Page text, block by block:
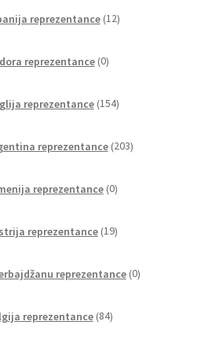
reprezentance 12izdelkov
reprezentance 0izdelkov
reprezentance 154izdelkov
reprezentance 203izdelki
reprezentance 0izdelkov
reprezentance 19izdelkov
reprezentance 0izdelkov
reprezentance 84izdelkov